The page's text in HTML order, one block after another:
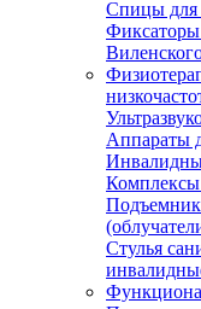
Спицы для
Фиксаторы
Аппараты
Комплексы
Стулья